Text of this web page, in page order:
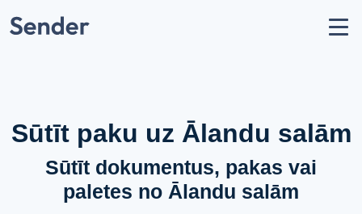
Nosūtīt sūtījumu
Pārvadātāju partneri
Aizliegumi un ierobežojumi
Sūtīt paku uz Ālandu salām
Sūtīt dokumentus, pakas vai
paletes no Ālandu salām